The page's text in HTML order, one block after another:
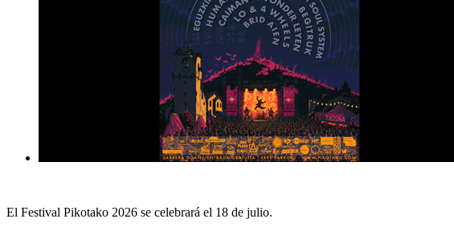
El Festival Pikotako 2026 se celebrará el 18 de julio.